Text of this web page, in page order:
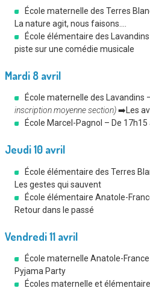
École maternelle des Terres
La nature agit, nous faisons….
École élémentaire des
piste sur une comédie musicale
Mardi 8 avril
École maternelle des Lavandins
inscription moyenne section)➡️Les
École Marcel-Pagnol – De
Jeudi 10 avril
École élémentaire des Terres
Les gestes qui sauvent
École élémentaire Anatole-
Retour dans le passé
Vendredi 11 avril
École maternelle Anatole-
Pyjama Party
Écoles maternelle et